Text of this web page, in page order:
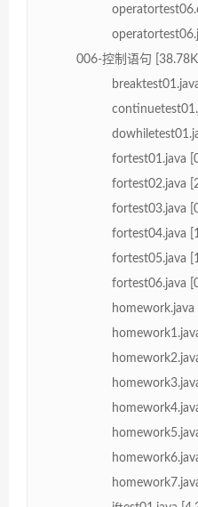
006-控制语句 [38.78K]
fortest01.java
fortest02.java
fortest03.java
fortest04.java
fortest05.java
fortest06.java
homework.java